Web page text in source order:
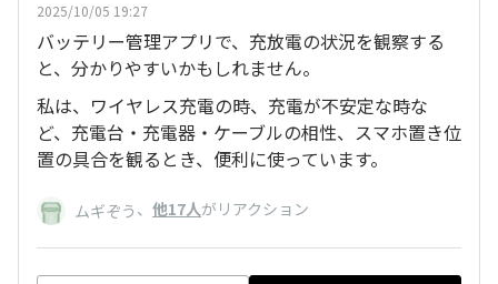
2025/10/05 19:27
バッテリー管理アプリで、充放電の状況を観察する
と、分かりやすいかもしれません。
私は、ワイヤレス充電の時、充電が不安定な時な
ど、充電台・充電器・ケーブルの相性、スマホ置き位
置の具合を観るとき、便利に使っています。
ムギぞう 、 他17人がリアクション